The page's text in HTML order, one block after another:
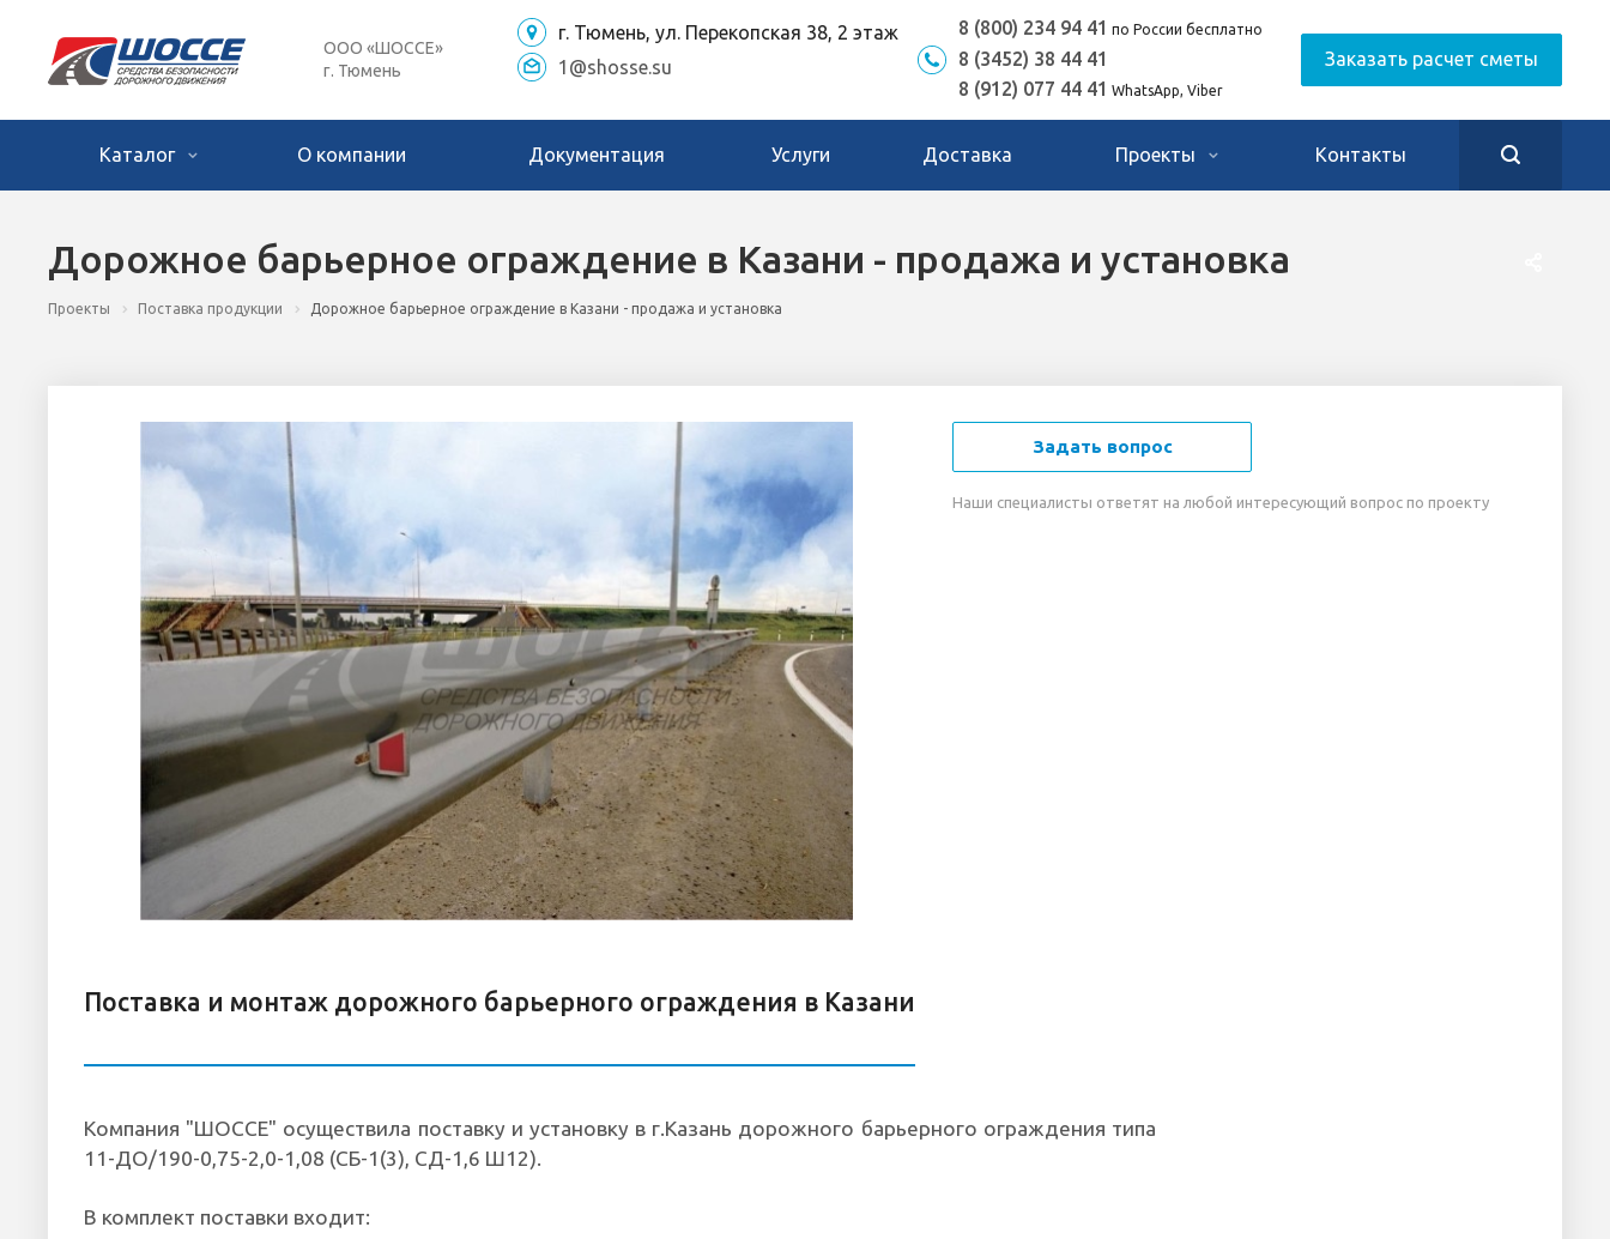
ООО «ШОССЕ»
г. Тюмень
8 (800) 234 94 41 по России бесплатно
8 (3452) 38 44 41
8 (912) 077 44 41 WhatsApp, Viber
Заказать расчет сметы
г. Тюмень, ул. Перекопская 38, 2 этаж
1@shosse.su
Каталог О компании Документация Услуги Доставка Проекты Контакты
Дорожное барьерное ограждение в Казани - продажа и установка
Проекты Поставка продукции Дорожное барьерное ограждение в Казани - продажа и установка
Задать вопрос
Наши специалисты ответят на любой интересующий вопрос по проекту
Поставка и монтаж дорожного барьерного ограждения в Казани
Компания "ШОССЕ" осуществила поставку и установку в г.Казань дорожного барьерного ограждения типа
11-ДО/190-0,75-2,0-1,08 (СБ-1(3), СД-1,6 Ш12).
В комплект поставки входит: